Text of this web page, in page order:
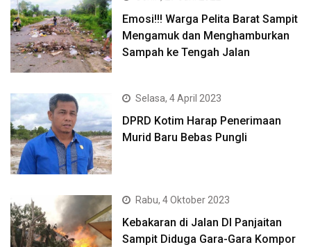
Emosi!!! Warga Pelita Barat Sampit
Mengamuk dan Menghamburkan
Sampah ke Tengah Jalan
Selasa, 4 April 2023
DPRD Kotim Harap Penerimaan
Murid Baru Bebas Pungli
Rabu, 4 Oktober 2023
Kebakaran di Jalan DI Panjaitan
Sampit Diduga Gara-Gara Kompor